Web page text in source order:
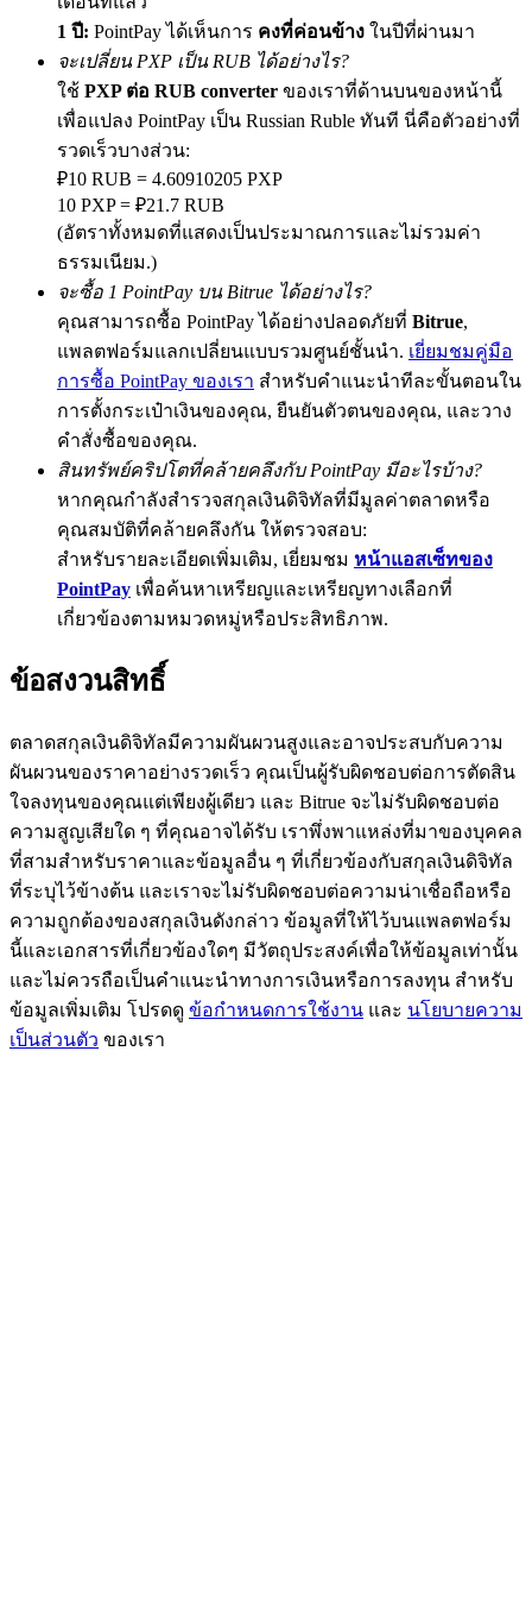
Exclusive for BitMart Users
Register & Trade to Win 500,000 USDT
Precious Metals Trading Carnival
Trade Gold & Silver · 33,333 USDT Bonus
USDT New User Exclusive 10% APR
USDT Flexible Staking | Daily Rewards
BTC New User Exclusive: 6.5% APR
BTC Flexible Staking | Daily Rewards
กิจกรรมเพิ่มเติม
รับรางวัลและสิทธิพิเศษสุดพิเศษ
ศูนย์รางวัล
เข้าสู่ระบบ
1 ปี: PointPay ได้เห็นการ คงที่ค่อนข้าง ในปีที่ผ่านมา
จะเปลี่ยน PXP เป็น RUB ได้อย่างไร?
ใช้ PXP ต่อ RUB converter ของเราที่ด้านบนของหน้านี้
เพื่อแปลง PointPay เป็น Russian Ruble ทันที นี่คือตัวอย่างที่
รวดเร็วบางส่วน:
₽10 RUB = 4.60910205 PXP
10 PXP = ₽21.7 RUB
(อัตราทั้งหมดที่แสดงเป็นประมาณการและไม่รวมค่า
ธรรมเนียม.)
จะซื้อ 1 PointPay บน Bitrue ได้อย่างไร?
คุณสามารถซื้อ PointPay ได้อย่างปลอดภัยที่ Bitrue,
แพลตฟอร์มแลกเปลี่ยนแบบรวมศูนย์ชั้นนำ. เยี่ยมชมคู่มือ
การซื้อ PointPay ของเรา สำหรับคำแนะนำทีละขั้นตอนใน
การตั้งกระเป๋าเงินของคุณ, ยืนยันตัวตนของคุณ, และวาง
คำสั่งซื้อของคุณ.
สินทรัพย์คริปโตที่คล้ายคลึงกับ PointPay มีอะไรบ้าง?
หากคุณกำลังสำรวจสกุลเงินดิจิทัลที่มีมูลค่าตลาดหรือ
คุณสมบัติที่คล้ายคลึงกัน ให้ตรวจสอบ:
สำหรับรายละเอียดเพิ่มเติม, เยี่ยมชม หน้าแอสเซ็ทของ
PointPay เพื่อค้นหาเหรียญและเหรียญทางเลือกที่
เกี่ยวข้องตามหมวดหมู่หรือประสิทธิภาพ.
ข้อสงวนสิทธิ์
ตลาดสกุลเงินดิจิทัลมีความผันผวนสูงและอาจประสบกับความ
ผันผวนของราคาอย่างรวดเร็ว คุณเป็นผู้รับผิดชอบต่อการตัดสิน
ใจลงทุนของคุณแต่เพียงผู้เดียว และ Bitrue จะไม่รับผิดชอบต่อ
ความสูญเสียใด ๆ ที่คุณอาจได้รับ เราพึ่งพาแหล่งที่มาของบุคคล
ที่สามสำหรับราคาและข้อมูลอื่น ๆ ที่เกี่ยวข้องกับสกุลเงินดิจิทัล
ที่ระบุไว้ข้างต้น และเราจะไม่รับผิดชอบต่อความน่าเชื่อถือหรือ
ความถูกต้องของสกุลเงินดังกล่าว ข้อมูลที่ให้ไว้บนแพลตฟอร์ม
นี้และเอกสารที่เกี่ยวข้องใดๆ มีวัตถุประสงค์เพื่อให้ข้อมูลเท่านั้น
และไม่ควรถือเป็นคำแนะนำทางการเงินหรือการลงทุน สำหรับ
ข้อมูลเพิ่มเติม โปรดดู ข้อกำหนดการใช้งาน และ นโยบายความ
เป็นส่วนตัว ของเรา